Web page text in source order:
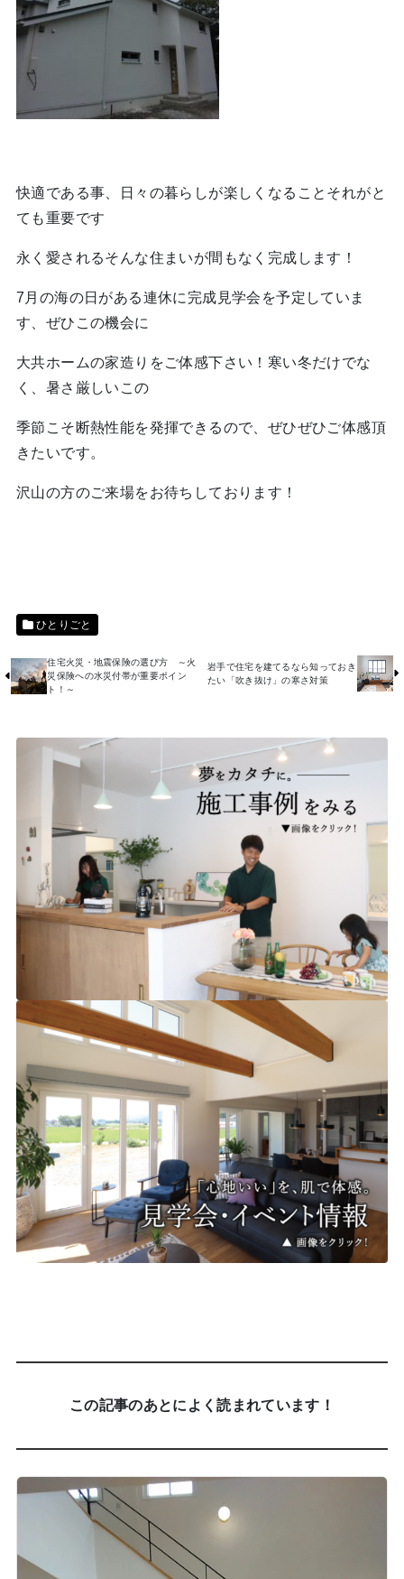
快適である事、日々の暮らしが楽しくなることそれがと
ても重要です
永く愛されるそんな住まいが間もなく完成します！
7月の海の日がある連休に完成見学会を予定していま
す、ぜひこの機会に
大共ホームの家造りをご体感下さい！寒い冬だけでな
く、暑さ厳しいこの
季節こそ断熱性能を発揮できるので、ぜひぜひご体感頂
きたいです。
沢山の方のご来場をお待ちしております！
ひとりごと
住宅火災・地震保険の選び方 ～火
災保険への水災付帯が重要ポイン
ト！～
岩手で住宅を建てるなら知っておき
たい「吹き抜け」の寒さ対策
この記事のあとによく読まれています！